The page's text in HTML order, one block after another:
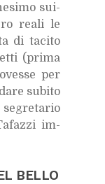
sui­
rea­li le
di ta­ci­to
(pri­ma
per
su­bi­to
im­
BEL­LO